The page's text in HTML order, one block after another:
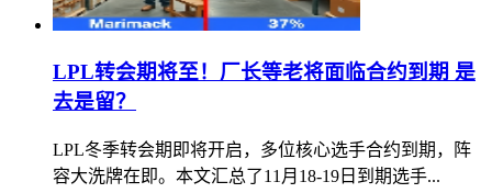
LPL转会期将至！厂长等老将面临合约到期 是
去是留？
LPL冬季转会期即将开启，多位核心选手合约到期，阵
容大洗牌在即。本文汇总了11月18-19日到期选手...